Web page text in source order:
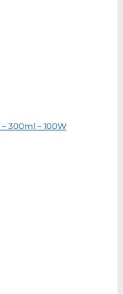
300ml – 100W